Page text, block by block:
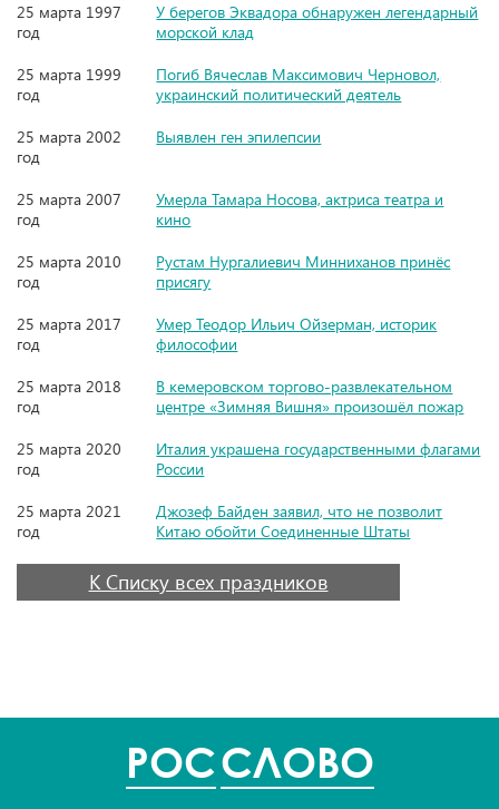
25 марта 1997
год
У берегов Эквадора обнаружен легендарный
морской клад
25 марта 1999
год
Погиб Вячеслав Максимович Черновол,
украинский политический деятель
25 марта 2002
год
Выявлен ген эпилепсии
25 марта 2007
год
Умерла Тамара Носова, актриса театра и
кино
25 марта 2010
год
Рустам Нургалиевич Минниханов принёс
присягу
25 марта 2017
год
Умер Теодор Ильич Ойзерман, историк
философии
25 марта 2018
год
В кемеровском торгово-развлекательном
центре «Зимняя Вишня» произошёл пожар
25 марта 2020
год
Италия украшена государственными флагами
России
25 марта 2021
год
Джозеф Байден заявил, что не позволит
Китаю обойти Соединенные Штаты
К Списку всех праздников
POCСЛОВО